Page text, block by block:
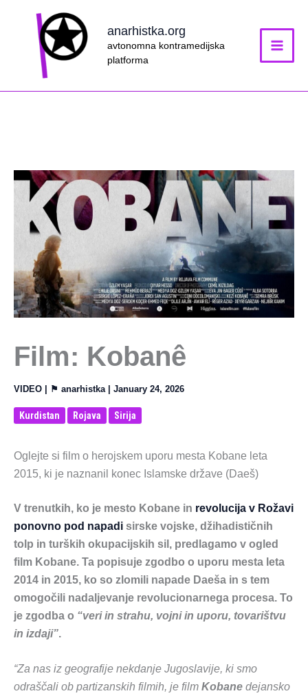
anarhistka.org
avtonomna kontramedijska
platforma
Film: Kobanê
VIDEO | ⚑ anarhistka | January 24, 2026
Kurdistan Rojava Sirija
Oglejte si film o herojskem uporu mesta Kobane leta
2015, ki je naznanil konec Islamske države (Daeš)
V trenutkih, ko je mesto Kobane in revolucija v Rožavi
ponovno pod napadi sirske vojske, džihadističnih
tolp in turških okupacijskih sil, predlagamo v ogled
film Kobane. Ta popisuje zgodbo o uporu mesta leta
2014 in 2015, ko so zlomili napade Daeša in s tem
omogočili nadaljevanje revolucionarnega procesa. To
je zgodba o “veri in strahu, vojni in uporu, tovarištvu
in izdaji”.
“Za nas iz geografije nekdanje Jugoslavije, ki smo
odraščali ob partizanskih filmih, je film Kobane dejansko